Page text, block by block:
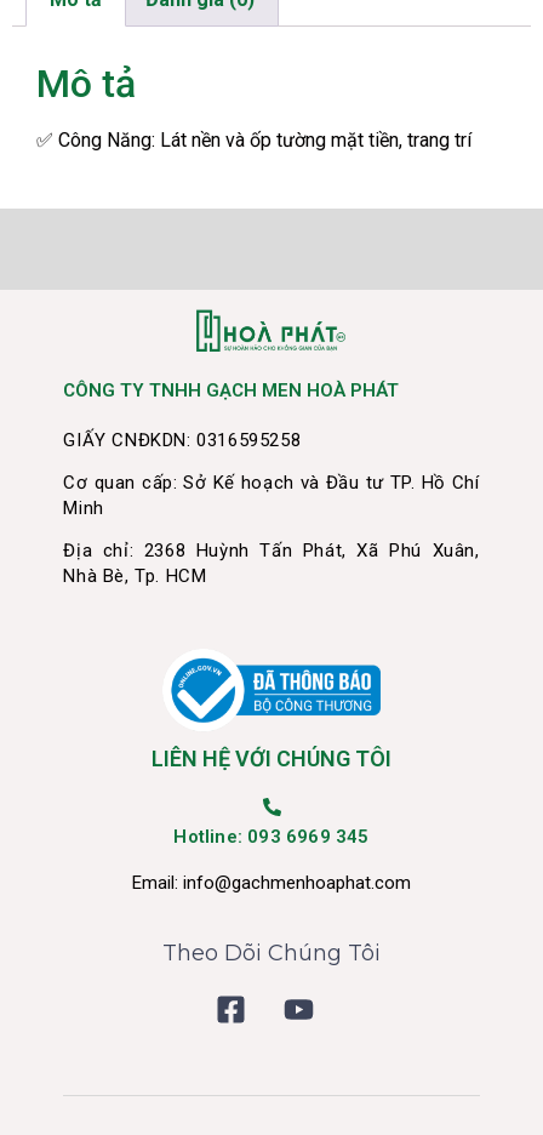
Mô tả
✅ Công Năng: Lát nền và ốp tường mặt tiền, trang trí
CÔNG TY TNHH GẠCH MEN HOÀ PHÁT
GIẤY CNĐKDN: 0316595258
Cơ quan cấp: Sở Kế hoạch và Đầu tư TP. Hồ Chí
Minh
Địa chỉ: 2368 Huỳnh Tấn Phát, Xã Phú Xuân,
Nhà Bè, Tp. HCM
LIÊN HỆ VỚI CHÚNG TÔI
Hotline: 093 6969 345
Email: info@gachmenhoaphat.com
Theo Dõi Chúng Tôi